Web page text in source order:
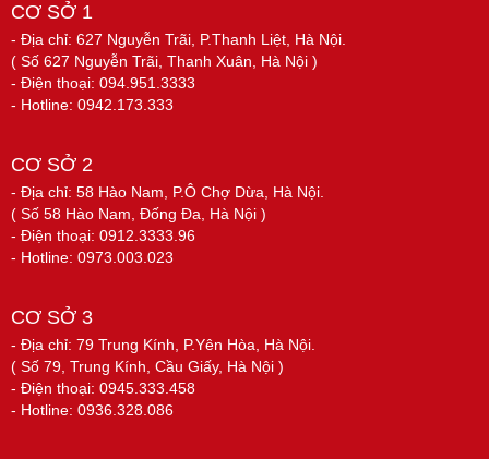
CƠ SỞ 1
- Địa chỉ: 627 Nguyễn Trãi, P.Thanh Liệt, Hà Nội.
( Số 627 Nguyễn Trãi, Thanh Xuân, Hà Nội )
- Điện thoại: 094.951.3333
- Hotline: 0942.173.333
CƠ SỞ 2
- Địa chỉ: 58 Hào Nam, P.Ô Chợ Dừa, Hà Nội.
( Số 58 Hào Nam, Đống Đa, Hà Nội )
- Điện thoại: 0912.3333.96
- Hotline: 0973.003.023
CƠ SỞ 3
- Địa chỉ: 79 Trung Kính, P.Yên Hòa, Hà Nội.
( Số 79, Trung Kính, Cầu Giấy, Hà Nội )
- Điện thoại: 0945.333.458
- Hotline: 0936.328.086